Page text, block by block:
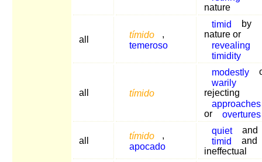
nature
all
tímido
,
temeroso
timid
by
nature or
revealing
timidity
all tímido
modestly
warily
rejecting
approaches
or
overtures
all
tímido
,
apocado
quiet
and
timid
and
ineffectual